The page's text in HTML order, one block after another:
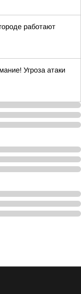
работают
Угроза атаки